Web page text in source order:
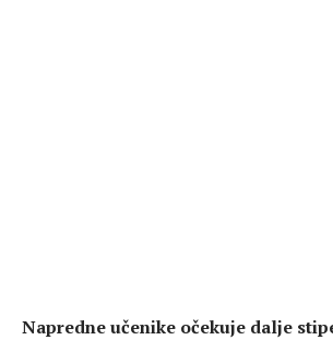
Napredne učenike očekuje dalje